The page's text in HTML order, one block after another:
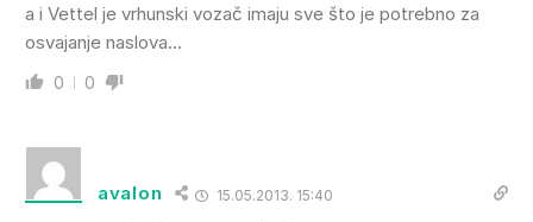
a i Vettel je vrhunski vozač imaju sve što je potrebno za
osvajanje naslova…
0 0
avalon 15.05.2013. 15:40